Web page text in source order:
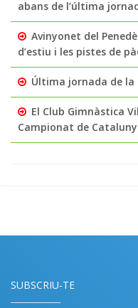
abans de l’última
Avinyonet del
d’estiu i les pistes de
Última jornada de la
El Club Gimnàstica
Campionat de
SUBSCRIU-TE